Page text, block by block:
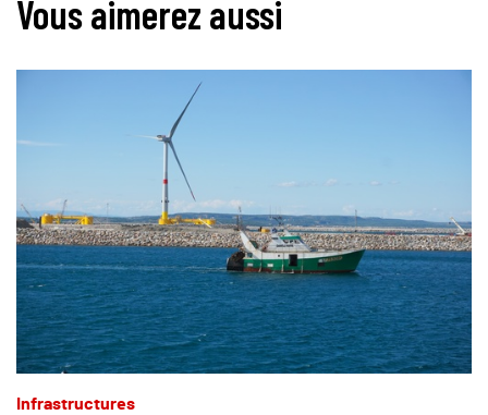
Vous aimerez aussi
Infrastructures